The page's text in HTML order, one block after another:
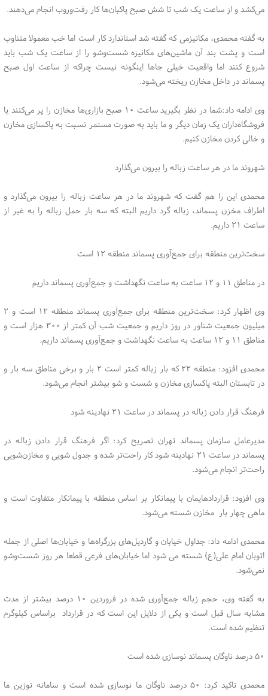
می‌کشد و از ساعت یک شب تا شش صبح پاکبان‌ها کار رفت‌وروب انجام می‌دهند.
به گفته محمدی، مکانیزمی که گفته شد استاندارد کار است اما خب معمولا متناوب
است و پشت بند آن ماشین‌های مکانیزه شست‌وشو را از ساعت یک شب باید
شروع کنند اما واقعیت خیلی جاها اینگونه نیست چراکه از ساعت اول صبح
پسماند در داخل مخازن ریخته می‌شود.
وی ادامه داد:شما در نظر بگیرید ساعت ۱۰ صبح بازاری‌ها مخازن را پر می‌کنند یا
فروشگاه‌داران یک زمان دیگر و ما باید به صورت مستمر نسبت به پاکسازی مخازن
و خالی کردن مخازن کنیم.
شهروند ما در هر ساعت زباله را بیرون می‌گذارد
محمدی این را هم گفت که شهروند ما در هر ساعت زباله را بیرون می‌گذارد و
اطراف مخزن پسماند، زباله گرد داریم البته که سه بار حمل زباله را به غیر از
ساعت ۲۱ داریم.
سخت‌ترین منطقه برای جمع‌آوری پسماند منطقه ۱۲ است
در مناطق ۱۱ و ۱۲ ساعت به ساعت نگهداشت و جمع‌آوری پسماند داریم
وی اظهار کرد: سخت‌ترین منطقه برای جمع‌آوری پسماند منطقه ۱۲ است و ۲
میلیون جمعیت شناور در روز داریم و جمعیت شب آن کمتر از ۳۰۰ هزار است و
مناطق ۱۱ و ۱۲ ساعت به ساعت نگهداشت و جمع‌آوری پسماند داریم.
محمدی افزود: منطقه ۲۲ که بار زباله کمتر است ۲ بار و برخی مناطق سه بار و
در تابستان البته پاکسازی مخازن و شست و شو بیشتر انجام می‌شود.
فرهنگ قرار دادن زباله در پسماند در ساعت ۲۱ نهادینه شود
مدیرعامل سازمان پسماند تهران تصریح کرد: اگر فرهنگ قرار دادن زباله در
پسماند در ساعت ۲۱ نهادینه شود کار راحت‌تر شده و جدول شویی و مخازن‌شویی
راحت‌تر انجام می‌شود.
وی افزود: قراردادهایمان با پیمانکار بر اساس منطقه با پیمانکار متفاوت است و
ماهی چهار بار مخازن شسته می‌شود.
محمدی ادامه داد: جداول خیابان و گاردیل‌های بزرگراه‌ها و خیابان‌ها اصلی از جمله
اتوبان امام علی(ع) شسته می شود اما خیابان‌های فرعی قطعا هر روز شست‌وشو
نمی‌شود.
به گفته وی، حجم زباله جمع‌آوری شده در فروردین ۱۰ درصد بیشتر از مدت
مشابه سال قبل است و یکی از دلایل این است که در قرارداد براساس کیلوگرم
تنظیم شده است.
۵۰ درصد ناوگان پسماند نوسازی شده است
محمدی تاکید کرد: ۵۰ درصد ناوگان ما نوسازی شده است و سامانه توزین ما